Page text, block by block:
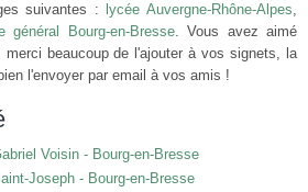
suivantes :
lycée Auvergne-Rhône-Alpes,
général Bourg-en-Bresse. Vous avez aimé
merci beaucoup de l'ajouter à vos signets, la
l'envoyer par email à vos amis !
Voisin - Bourg-en-Bresse
Joseph - Bourg-en-Bresse